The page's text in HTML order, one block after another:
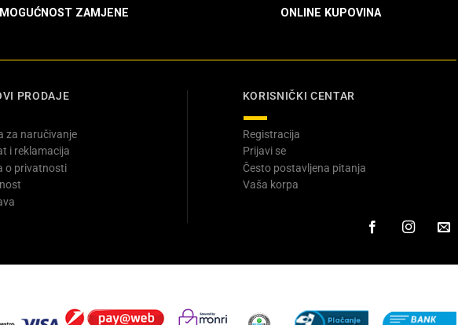
MOGUĆNOST ZAMJENE ONLINE KUPOVINA
PRODAJE
za naručivanje
i reklamacija
o privatnosti
KORISNIČKI CENTAR
Registracija
Prijavi se
Često postavljena pitanja
Vaša korpa